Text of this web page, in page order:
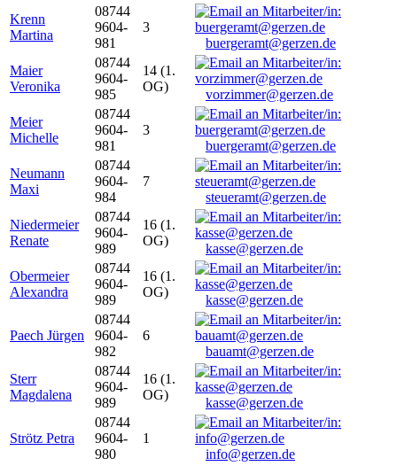
Krenn
Martina
08744
9604-
981
3
buergeramt@gerzen.de
Maier
Veronika
08744
9604-
985
14 (1.
OG)
vorzimmer@gerzen.de
Meier
Michelle
08744
9604-
981
3
buergeramt@gerzen.de
Neumann
Maxi
08744
9604-
984
7
steueramt@gerzen.de
Niedermeier
Renate
08744
9604-
989
16 (1.
OG)
kasse@gerzen.de
Obermeier
Alexandra
08744
9604-
989
16 (1.
OG)
kasse@gerzen.de
Paech Jürgen
08744
9604-
982
6
bauamt@gerzen.de
Sterr
Magdalena
08744
9604-
989
16 (1.
OG)
kasse@gerzen.de
Strötz Petra
08744
9604-
980
1
info@gerzen.de